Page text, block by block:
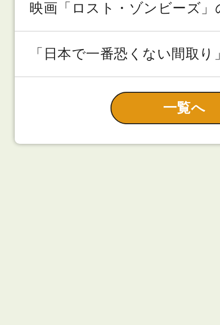
映画「ロスト・ゾンビーズ
「日本で一番恐くない間取
一覧へ